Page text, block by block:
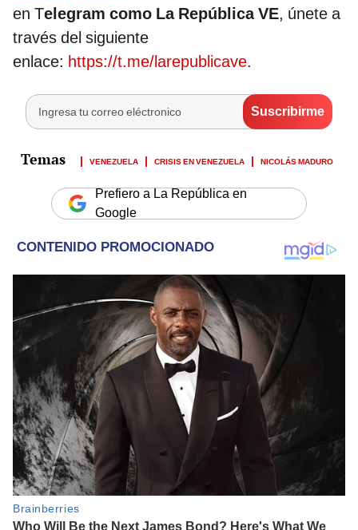
en Telegram como La República VE, únete a
través del siguiente
enlace: https://t.me/larepublicave.
VENEZUELA CRISIS EN VENEZUELA NICOLÁS MADURO
Prefiero a La República en
Google